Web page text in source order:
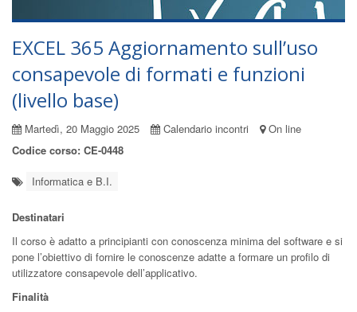
EXCEL 365 Aggiornamento sull’uso
consapevole di formati e funzioni
(livello base)
Martedì, 20 Maggio 2025 Calendario incontri
On line
Codice corso: CE-0448
Informatica e B.I.
Destinatari
Il corso è adatto a principianti con conoscenza minima del software e si
pone l’obiettivo di fornire le conoscenze adatte a formare un profilo di
utilizzatore consapevole dell’applicativo.
Finalità